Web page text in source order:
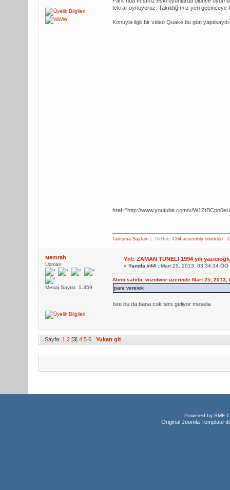
tekrar oynuyoruz. Takıldığımız yeri
Konuyla ilgili bir video Quake bu gün yapılsaydı:
href="http://www.youtube.com/v/
Tanışma Sayfam | GitHub: C64 assembly örnekleri,
мemrah
Uzman
Mesaj Sayısı: 1.359
Ynt: ZAMAN TÜNELİ 1994 yılı
« Yanıtla #44 :Mart 25, 2013, 03:34:34 ÖÖ
Alıntı sahibi: wizofwor üzerinde Mart 25, 2013,
para vererek
Iste bu da bana cok ters geliyor mesela
Sayfa: 1 2 [3] 4 5 6 Yukarı git
Powered by SMF
Original Joomla Template